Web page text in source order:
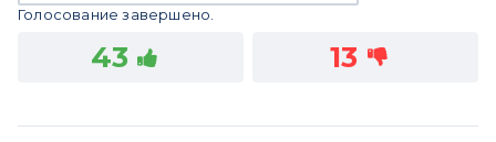
Голосование завершено.
43 13